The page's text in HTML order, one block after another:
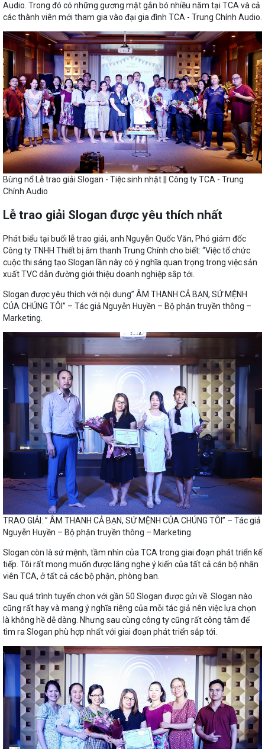
Audio. Trong đó có những gương mặt gắn bó nhiều năm tại TCA và cả
các thành viên mới tham gia vào đại gia đình TCA - Trung Chính Audio.
Bùng nổ Lễ trao giải Slogan - Tiệc sinh nhật || Công ty TCA - Trung
Chính Audio
Lễ trao giải Slogan được yêu thích nhất
Phát biểu tại buổi lễ trao giải, anh Nguyễn Quốc Văn, Phó giám đốc
Công ty TNHH Thiết bị âm thanh Trung Chính cho biết: “Việc tổ chức
cuộc thi sáng tạo Slogan lần này có ý nghĩa quan trọng trong việc sản
xuất TVC dẫn đường giới thiệu doanh nghiệp sắp tới.
Slogan được yêu thích với nội dung” ÂM THANH CẢ BẠN, SỨ MỆNH
CỦA CHÚNG TÔI” – Tác giả Nguyễn Huyền – Bộ phận truyền thông –
Marketing.
TRAO GIẢI: ” ÂM THANH CẢ BẠN, SỨ MỆNH CỦA CHÚNG TÔI” – Tác giả
Nguyễn Huyền – Bộ phận truyền thông – Marketing.
Slogan còn là sứ mệnh, tầm nhìn của TCA trong giai đoạn phát triển kế
tiếp. Tôi rất mong muốn được lắng nghe ý kiến của tất cả cán bộ nhân
viên TCA, ở tất cả các bộ phận, phòng ban.
Sau quá trình tuyển chon với gần 50 Slogan được gửi về. Slogan nào
cũng rất hay và mang ý nghĩa riêng của mỗi tác giả nên việc lựa chọn
là không hề dễ dàng. Nhưng sau cùng công ty cũng rất công tâm để
tìm ra Slogan phù hợp nhất với giai đoạn phát triển sắp tới.